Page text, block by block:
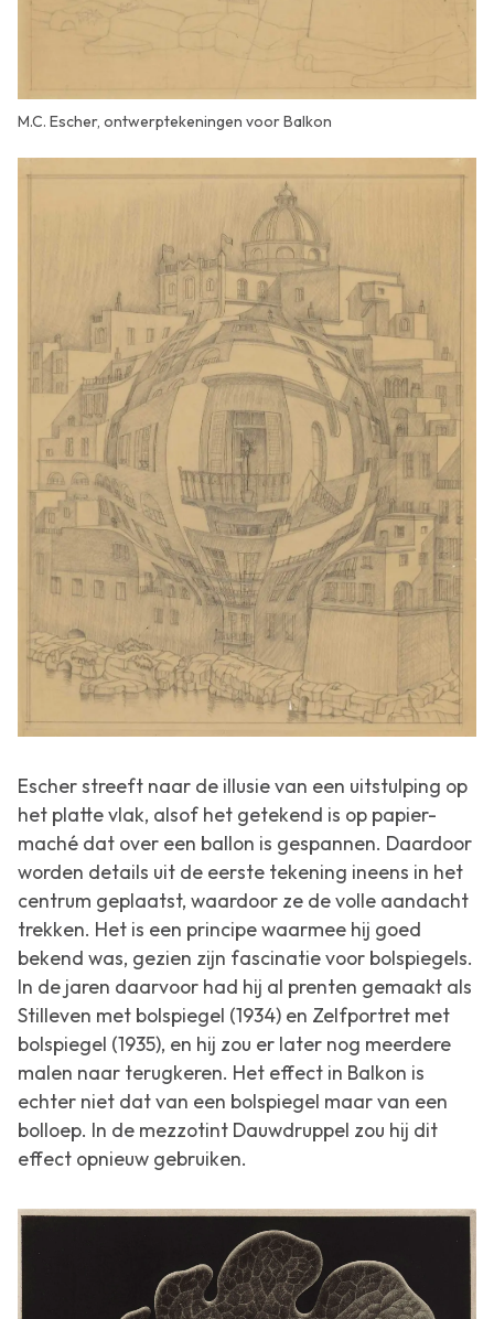
M.C. Escher, ontwerptekeningen voor Balkon
Escher streeft naar de illusie van een uitstulping op
het platte vlak, alsof het getekend is op papier-
maché dat over een ballon is gespannen. Daardoor
worden details uit de eerste tekening ineens in het
centrum geplaatst, waardoor ze de volle aandacht
trekken. Het is een principe waarmee hij goed
bekend was, gezien zijn fascinatie voor bolspiegels.
In de jaren daarvoor had hij al prenten gemaakt als
Stilleven met bolspiegel (1934) en Zelfportret met
bolspiegel (1935), en hij zou er later nog meerdere
malen naar terugkeren. Het effect in Balkon is
echter niet dat van een bolspiegel maar van een
bolloep. In de mezzotint Dauwdruppel zou hij dit
effect opnieuw gebruiken.